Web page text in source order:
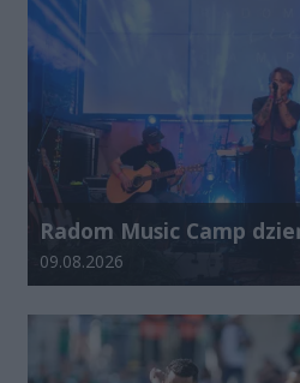
Radom Music Camp
Data dodania galerii:
09.08.2026